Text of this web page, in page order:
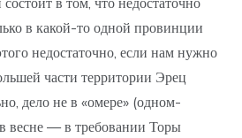
в какой-то одной провинции
недостаточно, если нам нужно
части территории Эрец
дело не в «омере» (одном-
весне — в требовании Торы